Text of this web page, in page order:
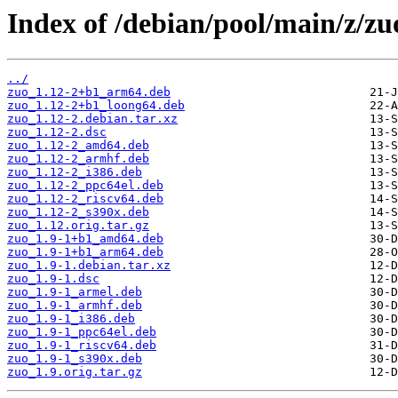
Index of /debian/pool/main/z/
../
zuo_1.12-2+b1_arm64.deb
zuo_1.12-2+b1_loong64.deb
zuo_1.12-2.debian.tar.xz
zuo_1.12-2.dsc
zuo_1.12-2_amd64.deb
zuo_1.12-2_armhf.deb
zuo_1.12-2_i386.deb
zuo_1.12-2_ppc64el.deb
zuo_1.12-2_riscv64.deb
zuo_1.12-2_s390x.deb
zuo_1.12.orig.tar.gz
zuo_1.9-1+b1_amd64.deb
zuo_1.9-1+b1_arm64.deb
zuo_1.9-1.debian.tar.xz
zuo_1.9-1.dsc
zuo_1.9-1_armel.deb
zuo_1.9-1_armhf.deb
zuo_1.9-1_i386.deb
zuo_1.9-1_ppc64el.deb
zuo_1.9-1_riscv64.deb
zuo_1.9-1_s390x.deb
zuo_1.9.orig.tar.gz